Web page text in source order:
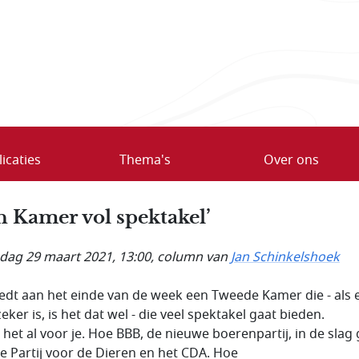
Thema's Over ons
Kamer vol spektakel’
29 maart 2021, 13:00, column vanJan Schinkelshoek
aan het einde van de week een Tweede Kamer die - als
is, is het dat wel - die veel spektakel gaat bieden.
het al voor je. Hoe BBB, de nieuwe boerenpartij, in de slag
Partij voor de Dieren en het CDA. Hoe